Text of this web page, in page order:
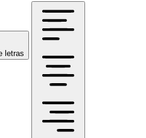
letras